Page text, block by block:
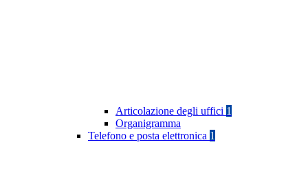
Articolazione degli uffici 1
Organigramma
Telefono e posta elettronica 1